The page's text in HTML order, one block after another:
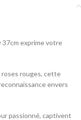
37cm exprime votre
roses rouges, cette
envers
passionné, captivent